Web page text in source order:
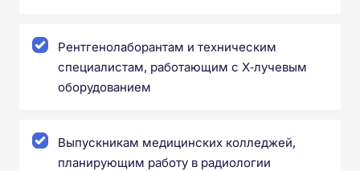
Рентгенолаборантам и техническим
специалистам, работающим с X‑лучевым
оборудованием
Выпускникам медицинских колледжей,
планирующим работу в радиологии